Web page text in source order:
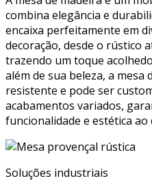
combina elegância e
encaixa perfeitamente em
decoração, desde o rústico
trazendo um toque
além de sua beleza, a mesa
resistente e pode ser
acabamentos variados,
funcionalidade e estética ao
Soluções industriais